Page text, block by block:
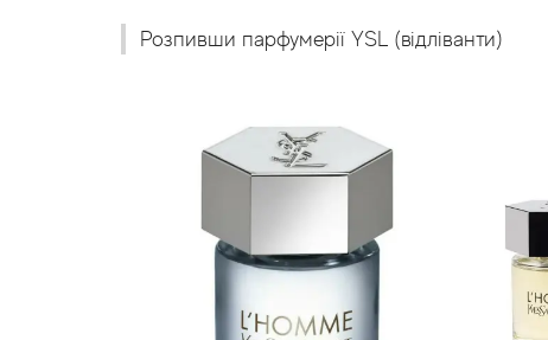
Розпивши парфумерії YSL (відліванти)